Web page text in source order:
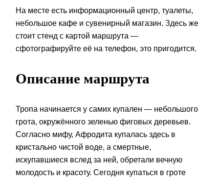
На месте есть информационный центр, туалеты,
небольшое кафе и сувенирный магазин. Здесь же
стоит стенд с картой маршрута —
сфотографируйте её на телефон, это пригодится.
Описание маршрута
Тропа начинается у самих купален — небольшого
грота, окружённого зеленью фиговых деревьев.
Согласно мифу, Афродита купалась здесь в
кристально чистой воде, а смертные,
искупавшиеся вслед за ней, обретали вечную
молодость и красоту. Сегодня купаться в гроте